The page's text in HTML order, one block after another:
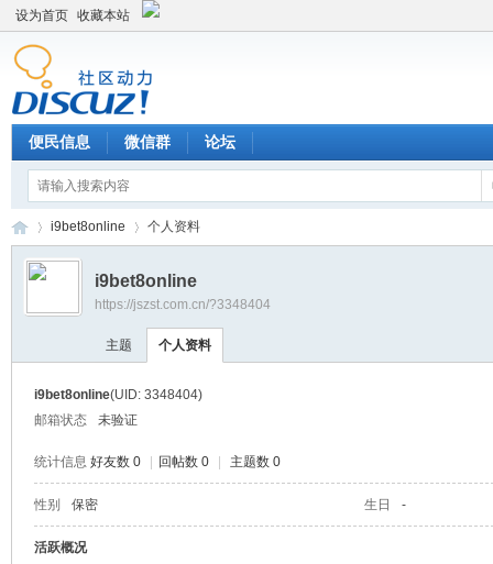
设为首页 收藏本站
便民信息 微信群 论坛
›
i9bet8online 个人资料
i9bet8online
https://jszst.com.cn/?3348404
主题 个人资料
i9bet8online(UID: 3348404)
邮箱状态
未验证
统计信息 好友数 0 回帖数 0 主题数 0
性别 保密 生日 -
活跃概况